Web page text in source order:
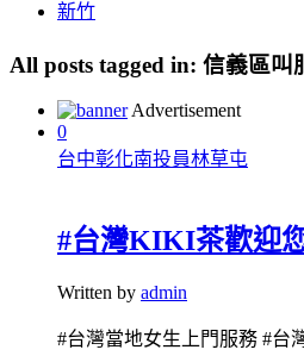
新竹
All posts tagged in: 信義區叫
Advertisement
0
台中彰化南投員林草屯
#台灣KIKI茶歡迎
Written by admin
#台灣當地女生上門服務 #台